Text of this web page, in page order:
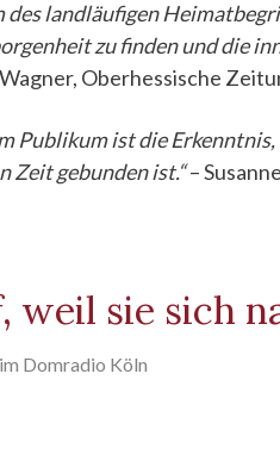
landläufigen
zu finden und die
Oberhessische
Publikum ist die Erkenntnis,
Zeit gebunden ist.“–
sie sich
Domradio Köln